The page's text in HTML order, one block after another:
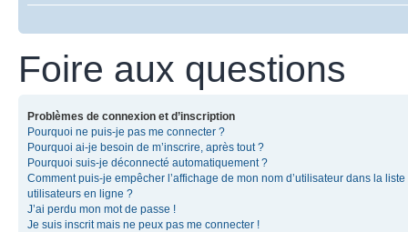
Foire aux questions
Problèmes de connexion et d’inscription
Pourquoi ne puis-je pas me connecter ?
Pourquoi ai-je besoin de m’inscrire, après tout ?
Pourquoi suis-je déconnecté automatiquement ?
Comment puis-je empêcher l’affichage de mon nom d’utilisateur dans la liste
utilisateurs en ligne ?
J’ai perdu mon mot de passe !
Je suis inscrit mais ne peux pas me connecter !